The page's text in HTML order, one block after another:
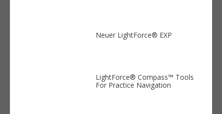
Neuer LightForce® EXP
LightForce® Compass™ Tools
For Practice Navigation